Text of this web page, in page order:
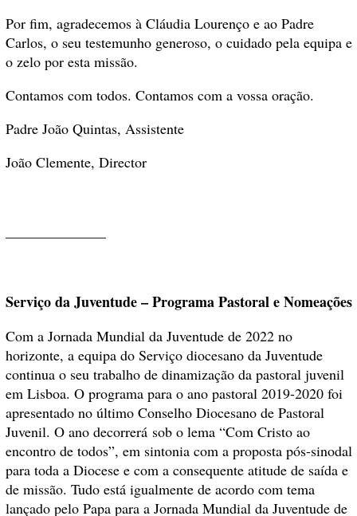
Por fim, agradecemos à Cláudia Lourenço e ao Padre
Carlos, o seu testemunho generoso, o cuidado pela equipa e
o zelo por esta missão.
Contamos com todos. Contamos com a vossa oração.
Padre João Quintas, Assistente
João Clemente, Director
Serviço da Juventude – Programa Pastoral e Nomeações
Com a Jornada Mundial da Juventude de 2022 no
horizonte, a equipa do Serviço diocesano da Juventude
continua o seu trabalho de dinamização da pastoral juvenil
em Lisboa. O programa para o ano pastoral 2019-2020 foi
apresentado no último Conselho Diocesano de Pastoral
Juvenil. O ano decorrerá sob o lema “Com Cristo ao
encontro de todos”, em sintonia com a proposta pós-sinodal
para toda a Diocese e com a consequente atitude de saída e
de missão. Tudo está igualmente de acordo com tema
lançado pelo Papa para a Jornada Mundial da Juventude de